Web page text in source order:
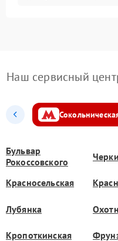
Наш сервисный
Бульвар
Рокоссовского
Красносельская
Лубянка
Кропоткинская